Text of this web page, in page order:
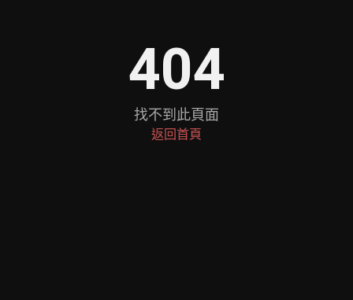
404
找不到此頁面
返回首頁